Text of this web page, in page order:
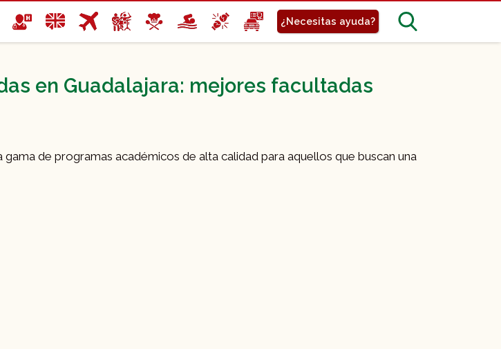
¿Necesitas ayuda?
en Guadalajara: mejores facultadas
gama de programas académicos de alta calidad para aquellos que buscan una